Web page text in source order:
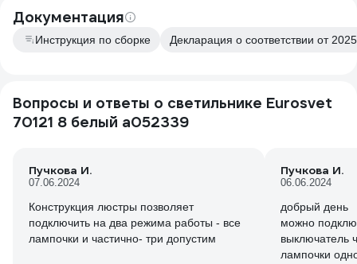
Документация
Инструкция по сборке Декларация о соответствии от
Вопросы и ответы о светильнике Eurosvet
70121 8 белый a052339
Пучкова И.
07.06.2024
Конструкция люстры позволяет
подключить на два режима работы - все
лампочки и частично- три допустим
Пучкова И.
06.06.2024
добрый день
можно
выключатель
лампочки